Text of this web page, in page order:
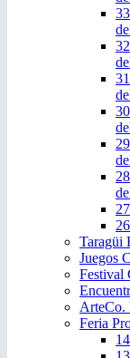
Taragüi
Juegos
Festival
ArteCo.
Feria